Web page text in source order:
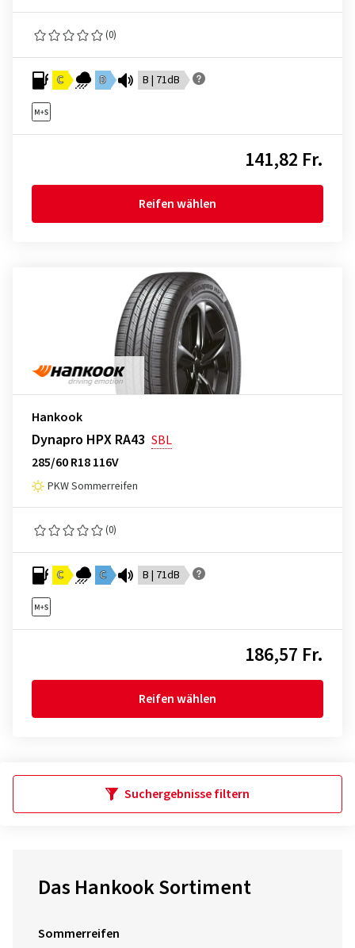
(0)
C D B | 71dB
141,82 Fr.
Reifen wählen
Hankook
Dynapro HPX RA43 SBL
285/60 R18 116V
PKW Sommerreifen
(0)
C C B | 71dB
186,57 Fr.
Reifen wählen
Suchergebnisse filtern
Das Hankook Sortiment
Sommerreifen